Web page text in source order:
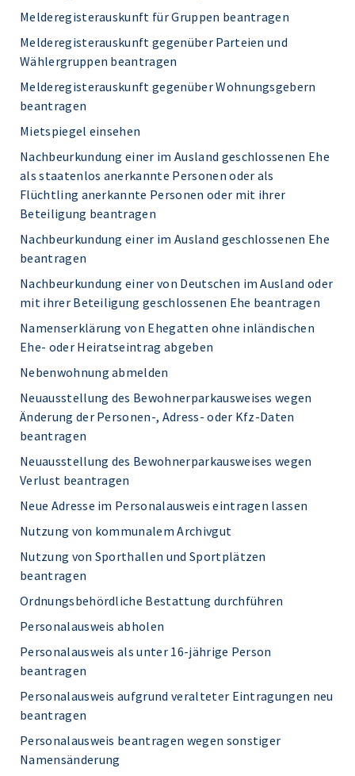
Melderegisterauskunft für Gruppen beantragen
Melderegisterauskunft gegenüber Parteien und
Wählergruppen beantragen
Melderegisterauskunft gegenüber Wohnungsgebern
beantragen
Mietspiegel einsehen
Nachbeurkundung einer im Ausland geschlossenen Ehe
als staatenlos anerkannte Personen oder als
Flüchtling anerkannte Personen oder mit ihrer
Beteiligung beantragen
Nachbeurkundung einer im Ausland geschlossenen Ehe
beantragen
Nachbeurkundung einer von Deutschen im Ausland oder
mit ihrer Beteiligung geschlossenen Ehe beantragen
Namenserklärung von Ehegatten ohne inländischen
Ehe- oder Heiratseintrag abgeben
Nebenwohnung abmelden
Neuausstellung des Bewohnerparkausweises wegen
Änderung der Personen-, Adress- oder Kfz-Daten
beantragen
Neuausstellung des Bewohnerparkausweises wegen
Verlust beantragen
Neue Adresse im Personalausweis eintragen lassen
Nutzung von kommunalem Archivgut
Nutzung von Sporthallen und Sportplätzen
beantragen
Ordnungsbehördliche Bestattung durchführen
Personalausweis abholen
Personalausweis als unter 16-jährige Person
beantragen
Personalausweis aufgrund veralteter Eintragungen neu
beantragen
Personalausweis beantragen wegen sonstiger
Namensänderung